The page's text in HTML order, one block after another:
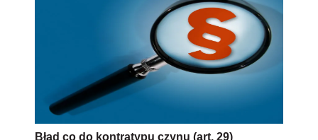
Błąd co do kontratypu czynu (art. 29)